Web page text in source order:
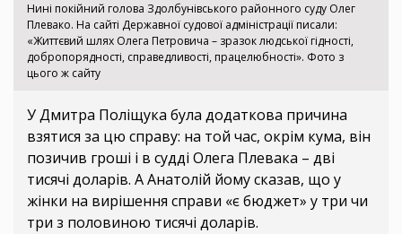
Нині покійний голова Здолбунівського районного суду Олег
Плевако. На сайті Державної судової адміністрації писали:
«Життєвий шлях Олега Петровича – зразок людської гідності,
добропорядності, справедливості, працелюбності». Фото з
цього ж сайту
У Дмитра Поліщука була додаткова причина
взятися за цю справу: на той час, окрім кума, він
позичив гроші і в судді Олега Плевака – дві
тисячі доларів. А Анатолій йому сказав, що у
жінки на вирішення справи «є бюджет» у три чи
три з половиною тисячі доларів.